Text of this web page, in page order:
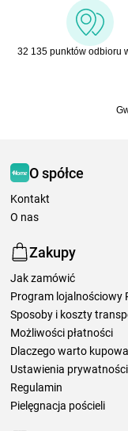
32 135 punktów odbioru
O spółce
Kontakt
O nas
Zakupy
Jak zamówić
Program lojalnościowy
Sposoby i koszty
Możliwości płatności
Dlaczego warto
Ustawienia prywatności
Regulamin
Pielęgnacja pościeli